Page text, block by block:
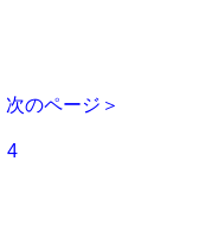
次のページ＞
4